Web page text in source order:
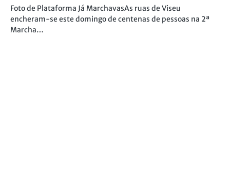
Foto de Plataforma Já MarchavasAs ruas de Viseu
encheram-se este domingo de centenas de pessoas na 2ª
Marcha…